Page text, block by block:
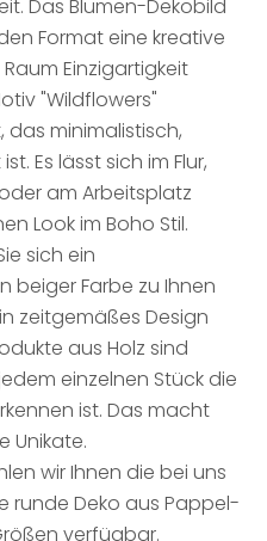
Das Blumen-Dekobild
Format eine kreative
Einzigartigkeit
"Wildflowers"
das minimalistisch,
Es lässt sich im Flur,
am Arbeitsplatz
Look im Boho Stil.
sich ein
beiger Farbe zu Ihnen
zeitgemäßes Design
aus Holz sind
einzelnen Stück die
ist. Das macht
Unikate.
wir Ihnen die bei uns
runde Deko aus Pappel-
verfügbar.